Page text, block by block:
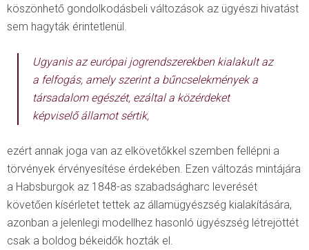
köszönhető gondolkodásbeli változások az ügyészi hivatást
sem hagyták érintetlenül.
Ugyanis az európai jogrendszerekben kialakult az
a felfogás, amely szerint a bűncselekmények a
társadalom egészét, ezáltal a közérdeket
képviselő államot sértik,
ezért annak joga van az elkövetőkkel szemben fellépni a
törvények érvényesítése érdekében. Ezen változás mintájára
a Habsburgok az 1848-as szabadságharc leverését
követően kísérletet tettek az államügyészség kialakítására,
azonban a jelenlegi modellhez hasonló ügyészség létrejöttét
csak a boldog békeidők hozták el.